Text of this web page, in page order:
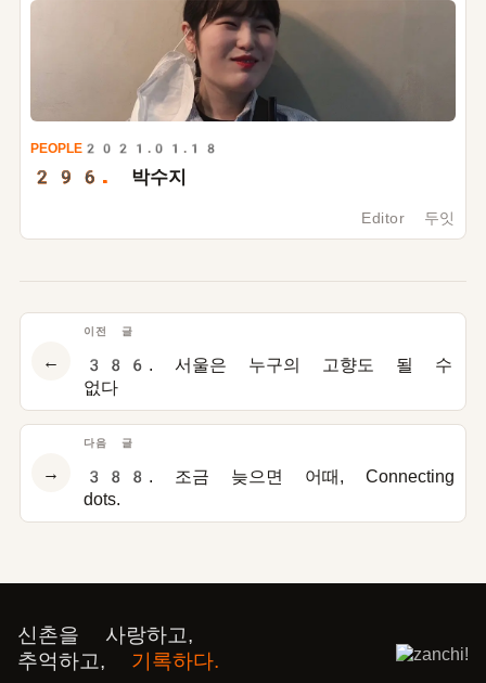
PEOPLE 2021.01.18
296. 박수지
Editor 두잇
←
이전 글
386. 서울은 누구의 고향도 될 수
없다
다음 글
388. 조금 늦으면 어때, Connecting
dots.
→
신촌을 사랑하고,
추억하고, 기록하다.